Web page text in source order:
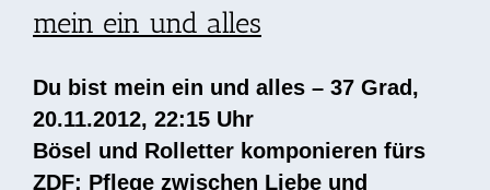
mein ein und alles
Du bist mein ein und alles – 37 Grad,
20.11.2012, 22:15 Uhr
Bösel und Rolletter komponieren fürs
ZDF: Pflege zwischen Liebe und